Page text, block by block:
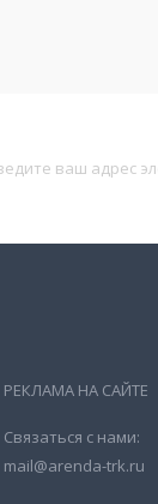
РЕКЛАМА НА САЙТЕ
Связаться с нами:
mail@arenda-trk.ru